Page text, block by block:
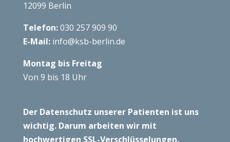
12099 Berlin
Telefon:030 257 909 90
E-Mail: info@ksb-berlin.de
Montag bis Freitag
Von 9 bis 18 Uhr
Der Datenschutz unserer Patienten ist uns
wichtig. Darum arbeiten wir mit
hochwertigen SSL-Verschlüsselungen.